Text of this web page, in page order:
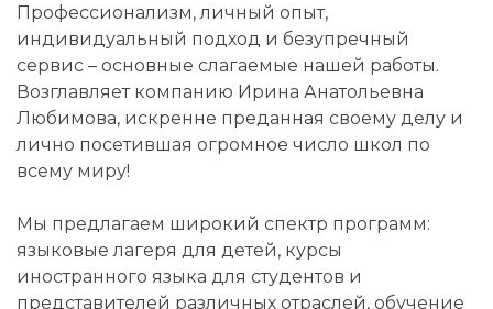
Профессионализм, личный опыт,
индивидуальный подход и безупречный
сервис – основные слагаемые нашей работы.
Возглавляет компанию Ирина Анатольевна
Любимова, искренне преданная своему делу и
лично посетившая огромное число школ по
всему миру!
Мы предлагаем широкий спектр программ:
языковые лагеря для детей, курсы
иностранного языка для студентов и
представителей различных отраслей, обучение